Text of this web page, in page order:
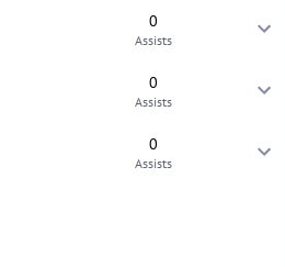
0
Assists
0
Assists
0
Assists